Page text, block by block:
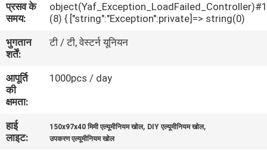
एक
उद्धरण
की
विनती
करे
SHOPPING ONLINE
प्रसव के
समय:
(8) { ["string":"Exception":private]=> string(0)
भुगतान
शर्तें:
टी / टी, वेस्टर्न यूनियन
आपूर्ति
की
क्षमता:
1000pcs / day
हाई
लाइट:
150x97x40 मिमी एल्यूमीनियम खोल, DIY एल्यूमीनियम खोल,
उपकरण एल्यूमीनियम खोल